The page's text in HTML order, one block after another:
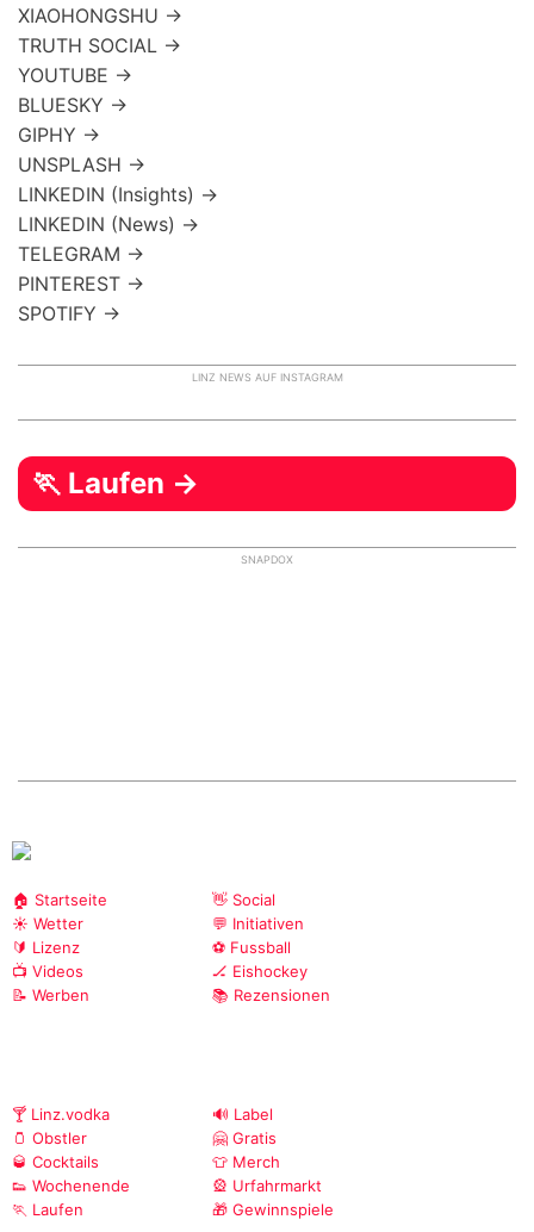
XIAOHONGSHU →
TRUTH SOCIAL →
YOUTUBE →
BLUESKY →
GIPHY →
UNSPLASH →
LINKEDIN (Insights) →
LINKEDIN (News) →
TELEGRAM →
PINTEREST →
SPOTIFY →
LINZ NEWS AUF INSTAGRAM
🏃 Laufen →
SNAPDOX
🏠 Startseite
☀️ Wetter
🔰 Lizenz
📺 Videos
📝 Werben
👋 Social
💬 Initiativen
⚽ Fussball
🏒 Eishockey
📚 Rezensionen
🍸 Linz.vodka
🫙 Obstler
🥃 Cocktails
👟 Wochenende
🏃 Laufen
🔊 Label
🤗 Gratis
👕 Merch
🎡 Urfahrmarkt
🎁 Gewinnspiele